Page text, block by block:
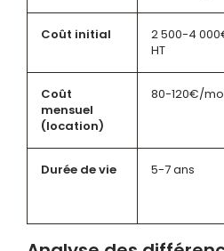
Coût initial
2 500-4
HT
Coût
mensuel
(location)
80-120€/
Durée de vie 5-7 ans